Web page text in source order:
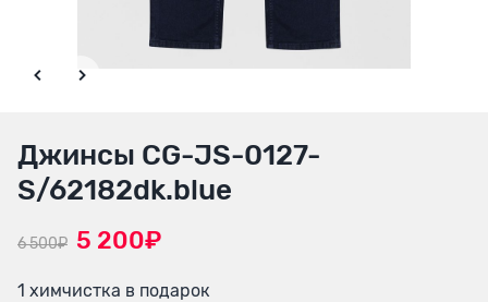
Джинсы CG-JS-0127-
S/62182dk.blue
6 500₽ 5 200₽
1 химчистка в подарок